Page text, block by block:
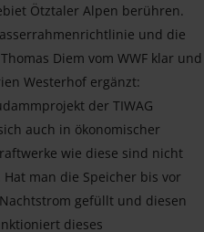
Ötztaler Alpen berühren.
und die
Diem vom WWF klar und
Westerhof ergänzt:
der TIWAG
auch in ökonomischer
wie diese sind nicht
man die Speicher bis vor
gefüllt und diesen
dieses